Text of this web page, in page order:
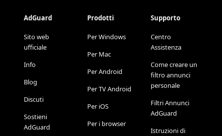
AdGuard
Sito web
ufficiale
Info
Blog
Discuti
Sostieni
AdGuard
Prodotti
Per Windows
Per Mac
Per Android
Per TV Android
Per iOS
Per i browser
Supporto
Centro
Assistenza
Come creare un
filtro annunci
personale
Filtri Annunci
AdGuard
Istruzioni di